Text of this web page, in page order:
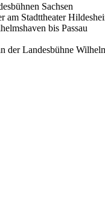
Sachsen
Stadttheater
bis Passau
der Landesbühne